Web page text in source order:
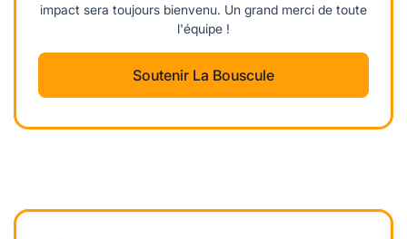
impact sera toujours bienvenu. Un grand merci de toute
l'équipe !
Soutenir La Bouscule